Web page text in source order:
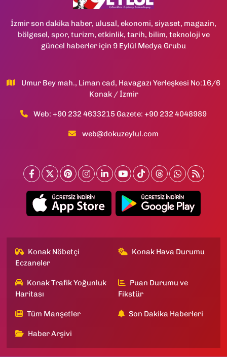
İzmir son dakika haber, ulusal, ekonomi, siyaset, magazin,
bölgesel, spor, turizm, etkinlik, tarih, bilim, teknoloji ve
güncel haberler için 9 Eylül Medya Grubu
Umur Bey mah., Liman cad, Havagazı Yerleşkesi No:16/6
Konak / İzmir
Web: +90 232 4633215 Gazete: +90 232 4048989
web@dokuzeylul.com
Konak Nöbetçi
Eczaneler
Konak Hava Durumu
Konak Trafik Yoğunluk
Haritası
Puan Durumu ve
Fikstür
Tüm Manşetler Son Dakika Haberleri
Haber Arşivi